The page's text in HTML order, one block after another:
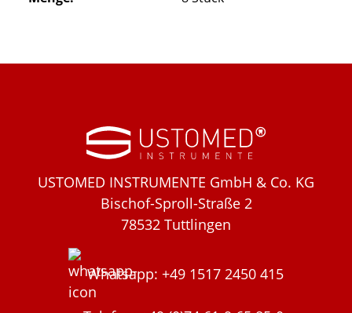
USTOMED INSTRUMENTE GmbH & Co. KG
Bischof-Sproll-Straße 2
78532 Tuttlingen
Whatsapp: +49 1517 2450 415